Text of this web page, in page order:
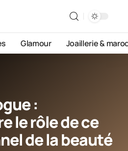
Glamour Joaillerie &
:
le rôle de ce
de la beauté